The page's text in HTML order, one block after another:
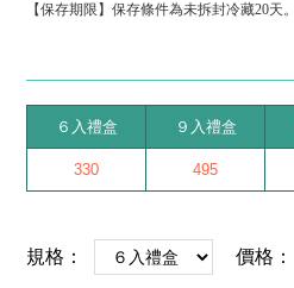
【保存期限】保存條件為未拆封冷藏20天。
６入禮盒 ９入禮盒
330 495
規格： 價格：